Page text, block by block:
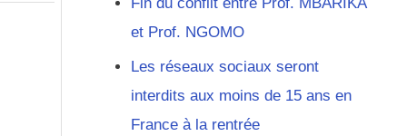
et Prof. NGOMO
Les réseaux sociaux seront
interdits aux moins de 15 ans en
France à la rentrée